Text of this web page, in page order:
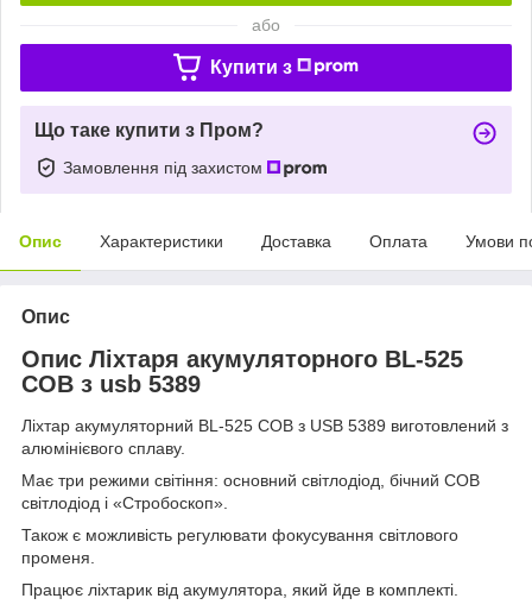
або
Купити з
Що таке купити з Пром?
Замовлення під захистом
Опис Характеристики Доставка Оплата Умови
Опис
Опис Ліхтаря акумуляторного BL-525
COB з usb 5389
Ліхтар акумуляторний BL-525 COB з USB 5389 виготовлений з
алюмінієвого сплаву.
Має три режими світіння: основний світлодіод, бічний COB
світлодіод і «Стробоскоп».
Також є можливість регулювати фокусування світлового
променя.
Працює ліхтарик від акумулятора, який йде в комплекті.